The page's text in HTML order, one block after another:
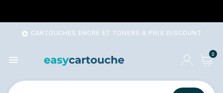
 CARTOUCHES ENCRE ET TONERS A PRIX DISCOUNT
 0